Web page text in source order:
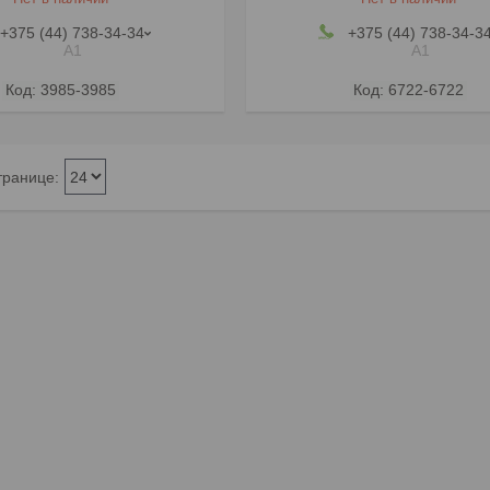
+375 (44) 738-34-34
А1
3985-3985
+375 (44) 738-34-
А1
6722-6722